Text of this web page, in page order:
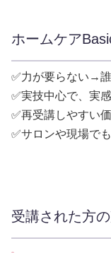
ホームケア
✅力が要らない→
✅実技中心で、実
✅再受講しやすい
✅サロンや現場で
受講された方